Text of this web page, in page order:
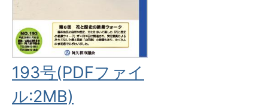
193号(PDFファイ
ル:2MB)